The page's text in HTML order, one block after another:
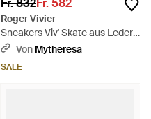
Fr. 832Fr. 582
Roger Vivier
Sneakers Viv' Skate aus Leder -
WeißVon Mytheresa
SALE